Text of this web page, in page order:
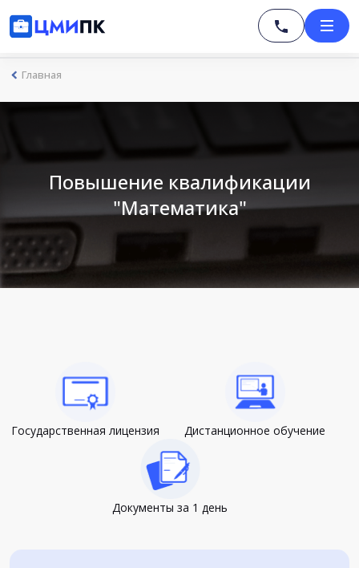
Главная
Повышение квалификации
"Математика"
Государственная лицензия Дистанционное обучение
Документы за 1 день